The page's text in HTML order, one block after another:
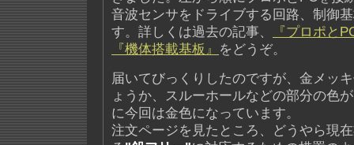
音波センサをドライブする回路、制御
す。詳しくは過去の記事、
『プロポと
『機体搭載基板』 をどうぞ。
届いてびっくりしたのですが、金メッ
ょうか、スルーホールなどの部分の色
に今回は金色になっています。
注文ページを見たところ、どうやら現